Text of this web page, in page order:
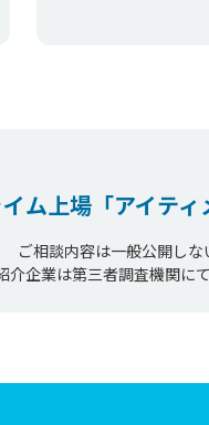
ム上場 「アイテ
ご相談内容は一般公開しな
介企業は第三者調査機関に